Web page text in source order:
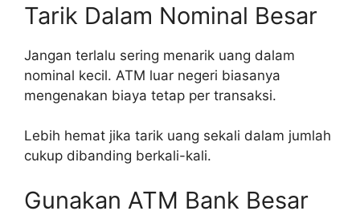
Tarik Dalam Nominal Besar
Jangan terlalu sering menarik uang dalam
nominal kecil. ATM luar negeri biasanya
mengenakan biaya tetap per transaksi.
Lebih hemat jika tarik uang sekali dalam jumlah
cukup dibanding berkali-kali.
Gunakan ATM Bank Besar